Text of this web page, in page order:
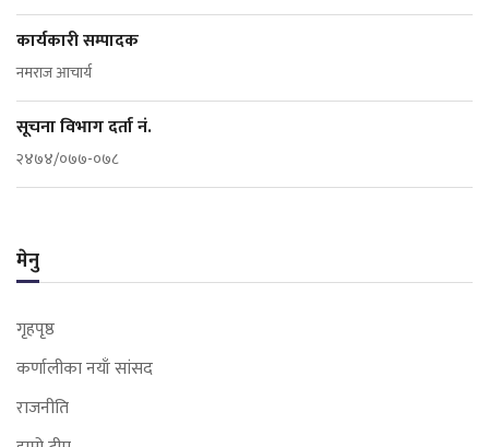
कार्यकारी सम्पादक
नमराज आचार्य
सूचना विभाग दर्ता नं.
२४७४/०७७-०७८
मेनु
गृहपृष्ठ
कर्णालीका नयाँ सांसद
राजनीति